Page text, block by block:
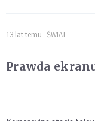
13 lat temu ŚWIAT
Prawda